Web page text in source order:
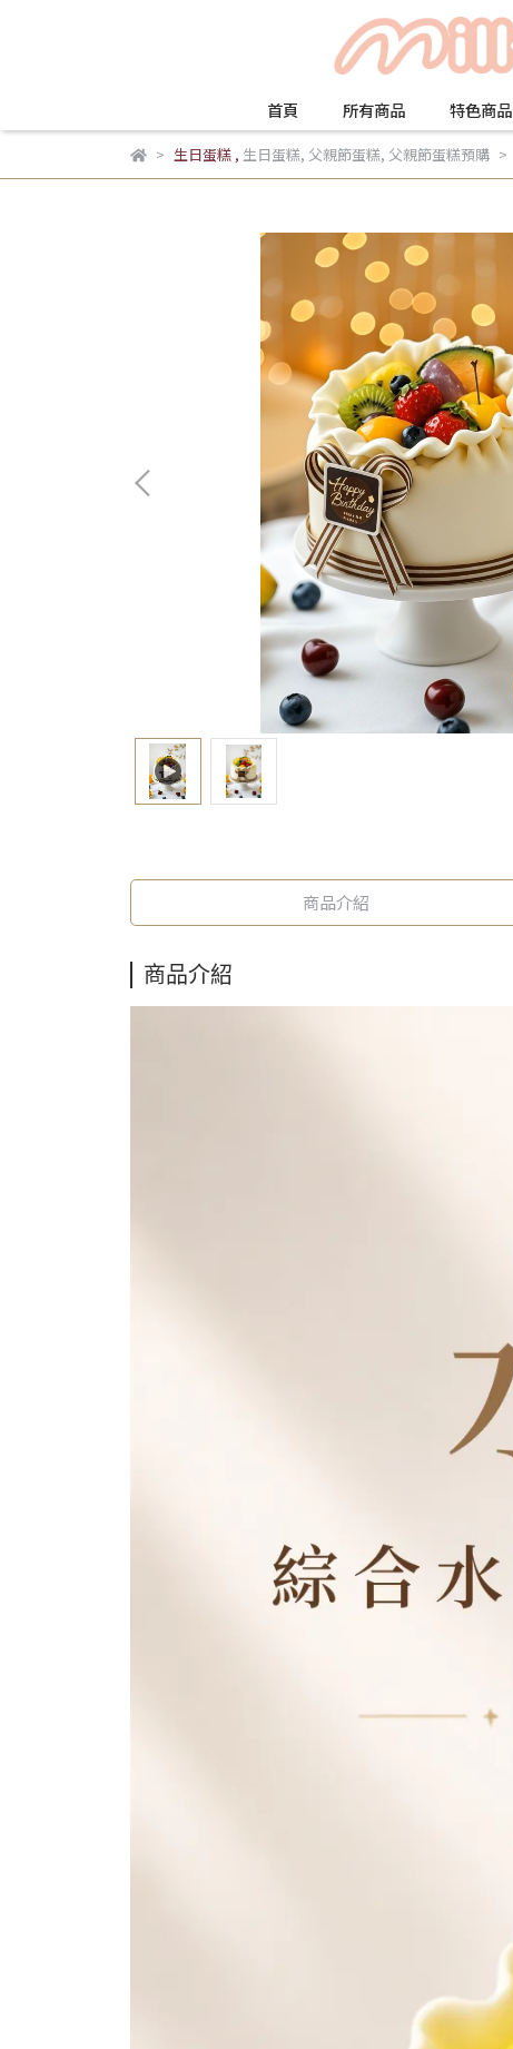
首頁 所有商品 特色商品
生日蛋糕, 生日蛋糕, 父親節蛋糕, 父親節蛋糕預購
商品介紹
商品介紹